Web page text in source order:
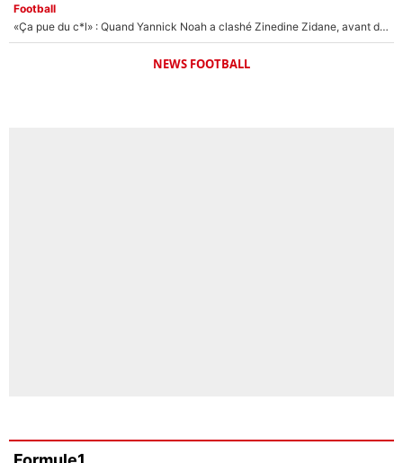
Football
«Ça pue du c*l» : Quand Yannick Noah a clashé Zinedine Zidane, avant de se faire recadrer par le nouveau sélectionneur de l'équipe de France !
NEWS FOOTBALL